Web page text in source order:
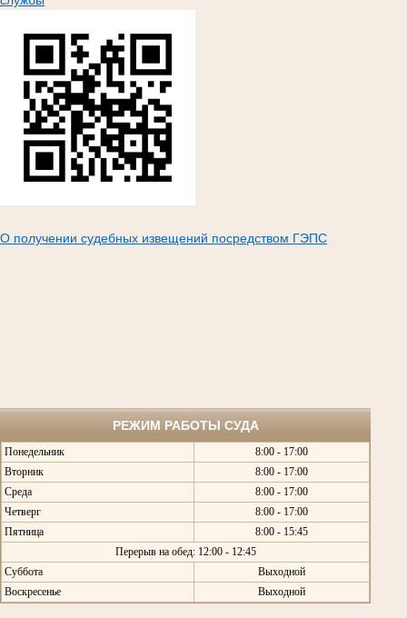
О получении судебных извещений посредством ГЭПС
РЕЖИМ РАБОТЫ СУДА
Понедельник
8:00 - 17:00
Вторник
8:00 - 17:00
Среда
8:00 - 17:00
Четверг
8:00 - 17:00
Пятница
8:00 - 15:45
Перерыв на обед: 12:00 - 12:45
Суббота
Выходной
Воскресенье
Выходной